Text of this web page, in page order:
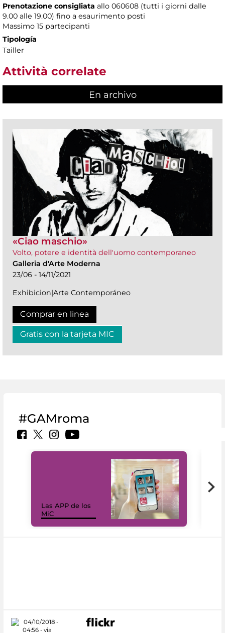
Prenotazione consigliata allo 060608 (tutti i giorni dalle
9.00 alle 19.00) fino a esaurimento posti
Massimo 15 partecipanti
Tipología
Tailler
Attività correlate
En archivo
«Ciao maschio»
Volto, potere e identità dell'uomo contemporaneo
Galleria d'Arte Moderna
23/06 - 14/11/2021
Exhibicion|Arte Contemporáneo
Comprar en linea
Gratis con la tarjeta MIC
#GAMroma
Las APP de los
MiC